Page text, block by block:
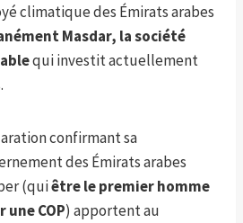
climatique des Émirats arabes
Masdar, la société
qui investit actuellement
confirmant sa
des Émirats arabes
(quiêtre le premier homme
une COP) apportent au